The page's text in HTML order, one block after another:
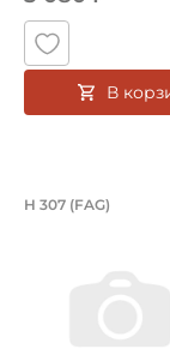
В
Втулка
H 307 (FAG)